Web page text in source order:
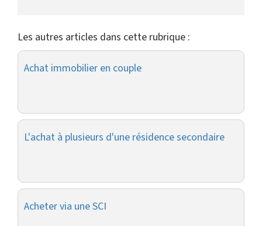
Les autres articles dans cette rubrique :
Achat immobilier en couple
L'achat à plusieurs d'une résidence secondaire
Acheter via une SCI